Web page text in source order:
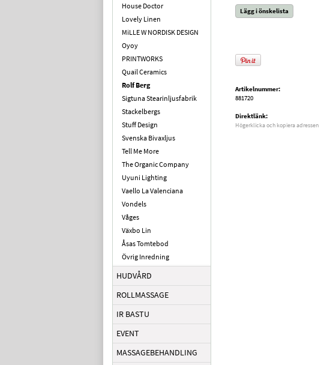
House Doctor
Lovely Linen
MiLLE W NORDISK DESIGN
Oyoy
PRINTWORKS
Quail Ceramics
Rolf Berg
Sigtuna Stearinljusfabrik
Stackelbergs
Stuff Design
Svenska Bivaxljus
Tell Me More
The Organic Company
Uyuni Lighting
Vaello La Valenciana
Vondels
Våges
Växbo Lin
Åsas Tomtebod
Övrig Inredning
HUDVÅRD
ROLLMASSAGE
IR BASTU
EVENT
MASSAGEBEHANDLING
Lägg i önskelista
Artikelnummer:
881720
Direktlänk:
Högerklicka och kopiera adressen